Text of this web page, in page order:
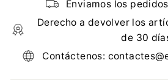
Enviamos los
Derecho a devolver los
de 30
Contáctenos: